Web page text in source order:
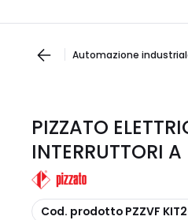
Automazione
PIZZATO
INTERRUTTORI A
copia
Cod. prodotto PZZVF